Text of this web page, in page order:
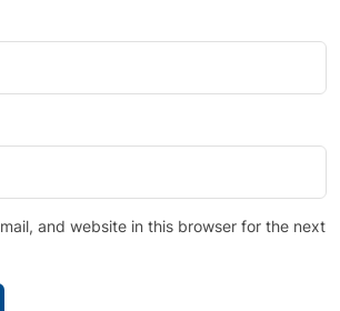
and website in this browser for the next